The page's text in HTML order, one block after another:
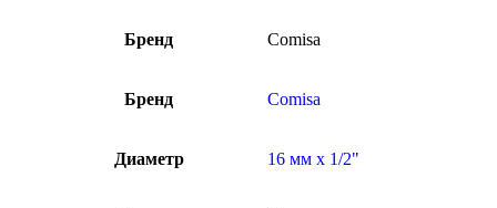
Бренд Comisa
Бренд Comisa
Диаметр 16 мм x 1/2"